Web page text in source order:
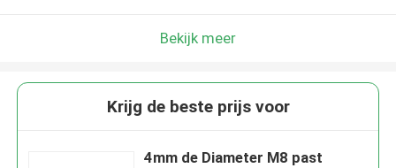
Bekijk meer
Krijg de beste prijs voor
4mm de Diameter M8 past